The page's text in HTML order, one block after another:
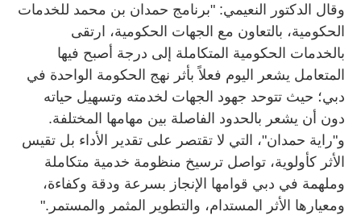
وقال الدكتور النعيمي: "برنامج حمدان بن محمد للخدمات
الحكومية، بالتعاون مع الجهات الحكومية، ارتقى
بالخدمات الحكومية المتكاملة إلى درجة أصبح فيها
المتعامل يشعر اليوم فعلاً بأثر نهج الحكومة الواحدة في
دبي؛ حيث تتوحد جهود الجهات لخدمته وتسهيل حياته
دون أن يشعر بالحدود الفاصلة بين مهامها المختلفة.
و"راية حمدان"، التي لا تقتصر على تقدير الأداء بل تقيس
الأثر كأولوية، تواصل ترسيخ منظومة خدمية متكاملة
وملهمة في دبي قوامها الإنجاز بسرعة ودقة وكفاءة،
ومعيارها الأثر المستدام، والتطوير المثمر والمستمر."